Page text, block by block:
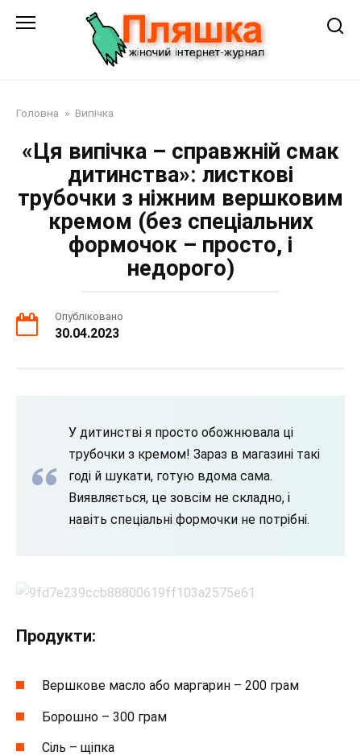
Головна » Випічка
«Ця випічка – справжній смак
дитинства»: листкові
трубочки з ніжним вершковим
кремом (без спеціальних
формочок – просто, і
недорого)
Опубліковано
30.04.2023
У дитинстві я просто обожнювала ці
трубочки з кремом! Зараз в магазині такі
годі й шукати, готую вдома сама.
Виявляється, це зовсім не складно, і
навіть спеціальні формочки не потрібні.
Продукти:
Вершкове масло або маргарин – 200 грам
Борошно – 300 грам
Сіль – щіпка